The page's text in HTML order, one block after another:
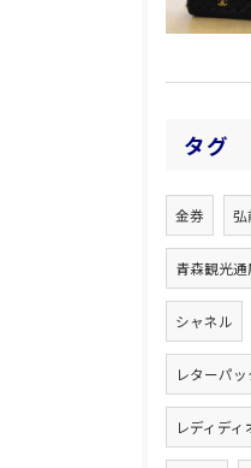
タグ
金券 弘
青森観光通
シャネル
レターパッ
レディディ